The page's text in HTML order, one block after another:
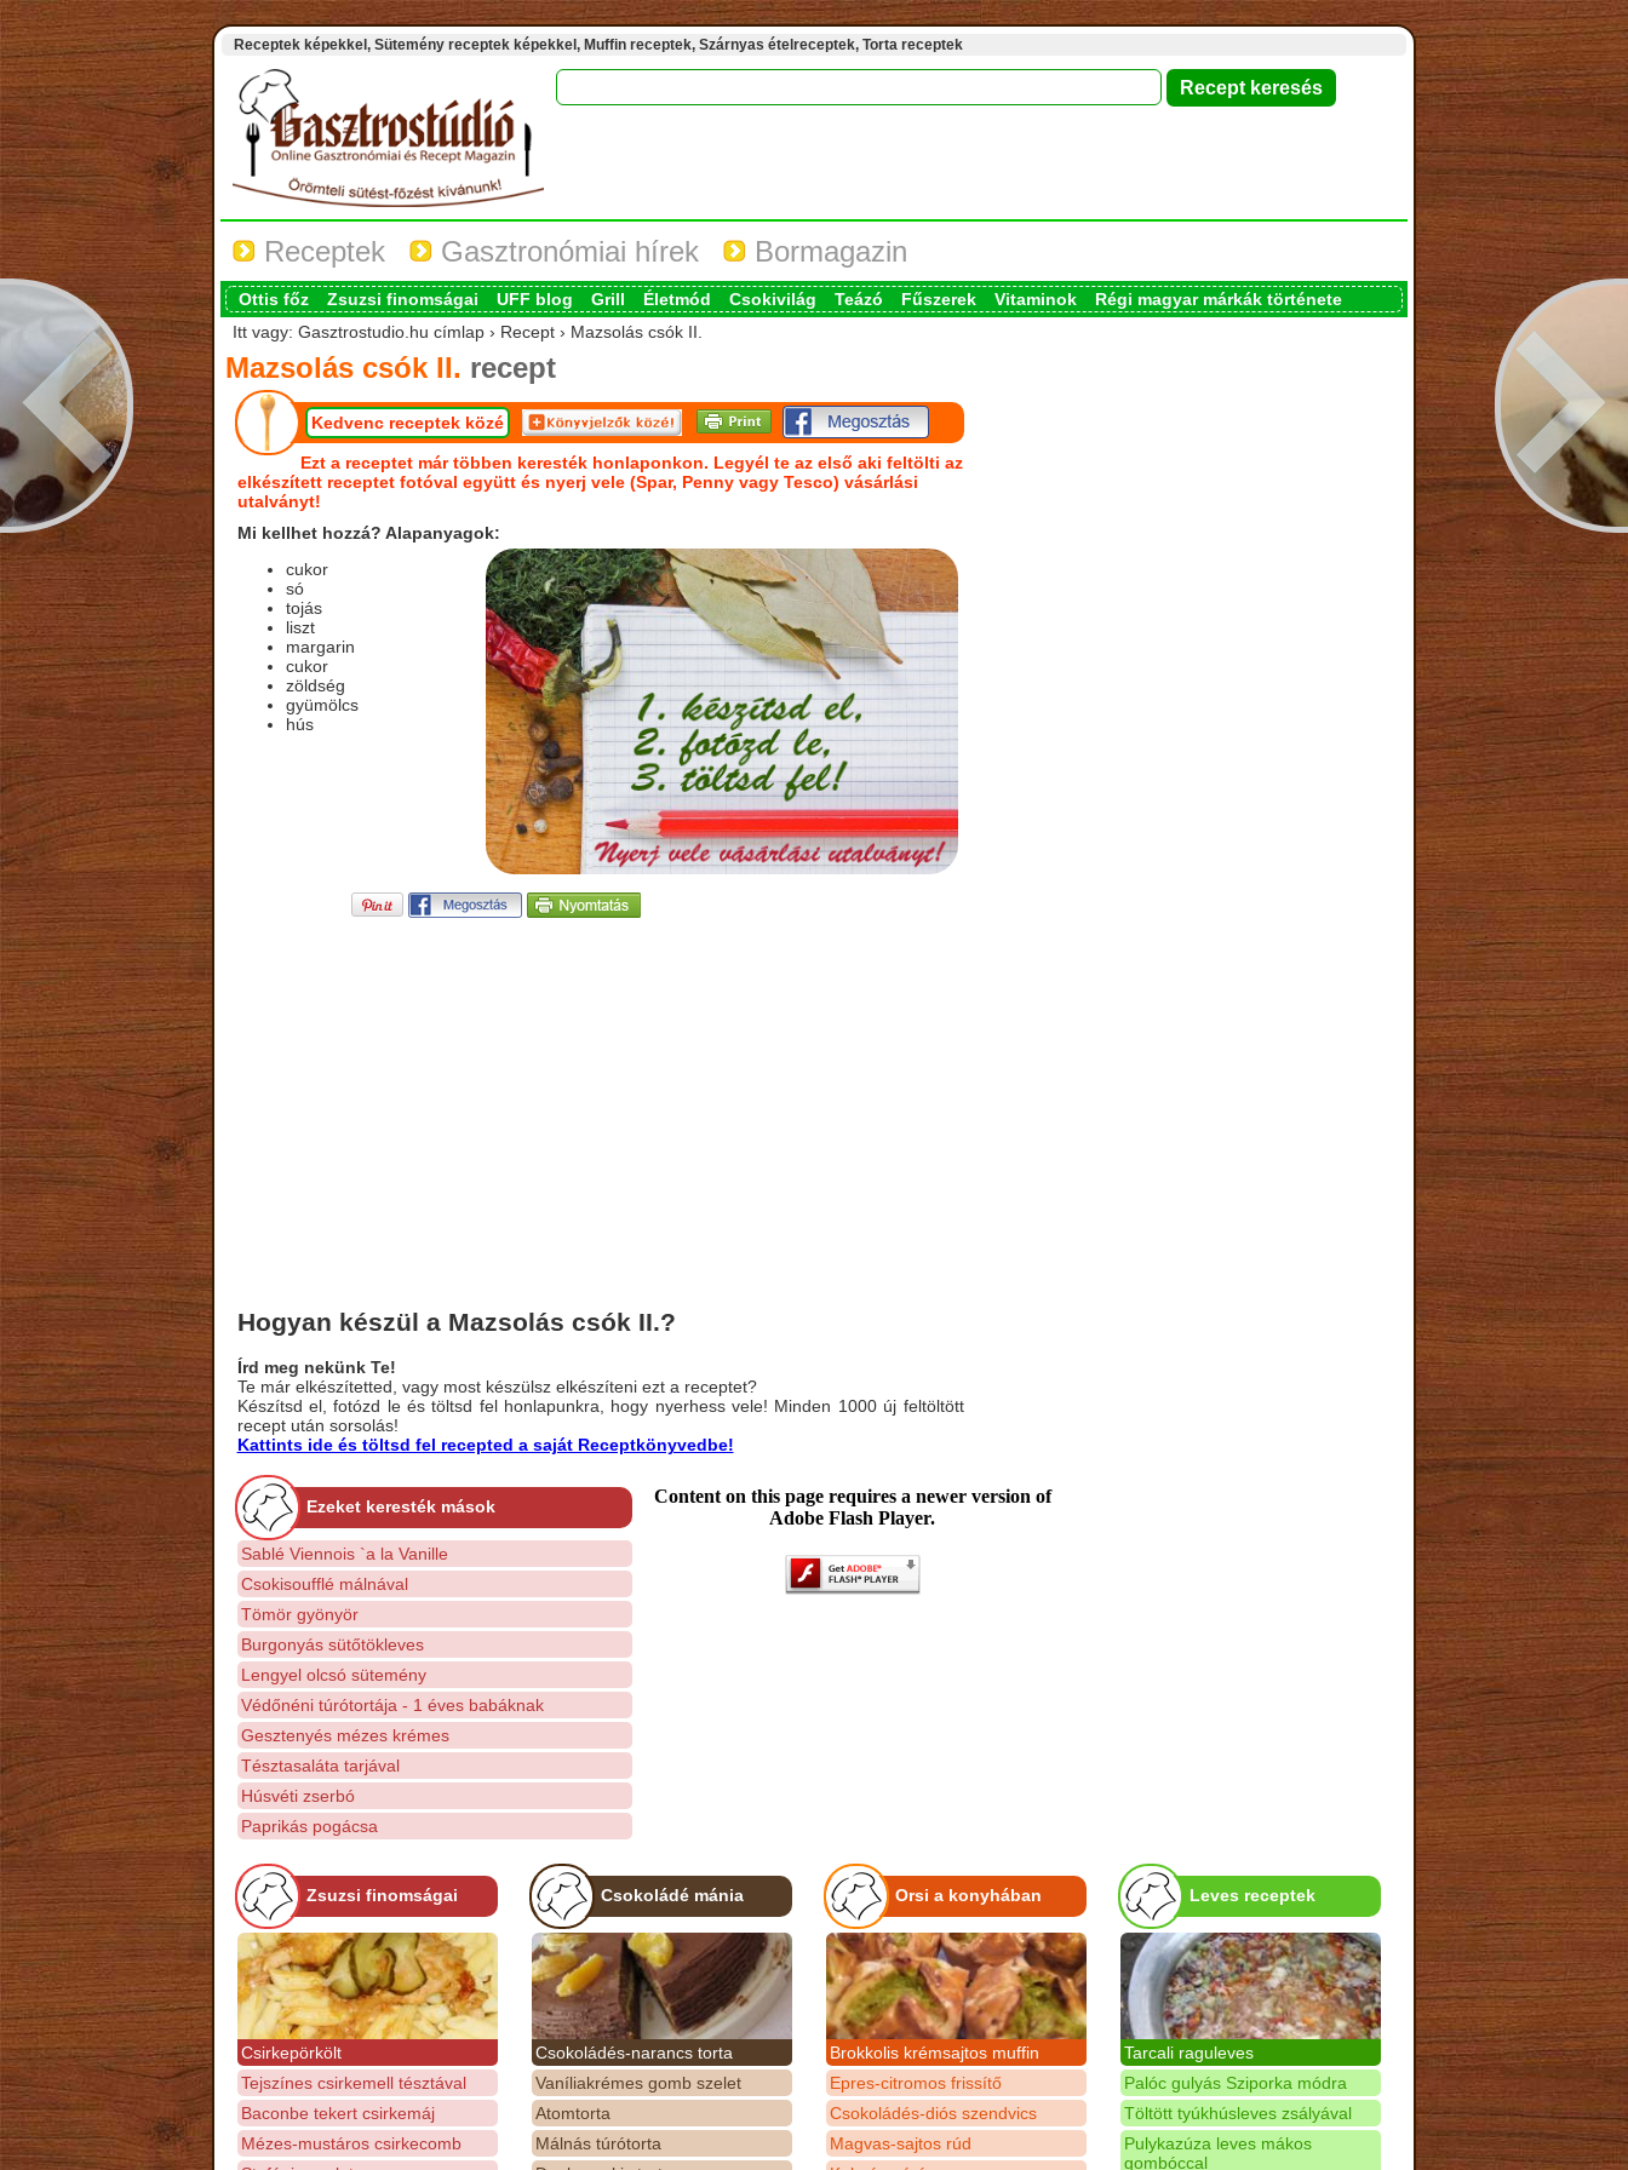
Receptek képekkel, Sütemény receptek képekkel, Muffin receptek, Szárnyas ételreceptek, Torta receptek
Receptek Gasztronómiai hírek Bormagazin
Ottis főz Zsuzsi finomságai UFF blog Grill Életmód Csokivilág Teázó Fűszerek Vitaminok
Régi magyar márkák története
Itt vagy: Gasztrostudio.hu címlap › Recept › Mazsolás csók II.
Mazsolás csók II. recept
Kedvenc receptek közé
Ezt a receptet már többen keresték honlaponkon. Legyél te az első aki feltölti az
elkészített receptet fotóval együtt és nyerj vele (Spar, Penny vagy Tesco) vásárlási
utalványt!
Mi kellhet hozzá? Alapanyagok:
cukor
só
tojás
liszt
margarin
cukor
zöldség
gyümölcs
hús
Hogyan készül a Mazsolás csók II.?
Írd meg nekünk Te!
Te már elkészítetted, vagy most készülsz elkészíteni ezt a receptet?
Készítsd el, fotózd le és töltsd fel honlapunkra, hogy nyerhess vele! Minden 1000 új feltöltött
recept után sorsolás!
Kattints ide és töltsd fel recepted a saját Receptkönyvedbe!
Ezeket keresték mások
Sablé Viennois `a la Vanille
Csokisoufflé málnával
Tömör gyönyör
Burgonyás sütőtökleves
Lengyel olcsó sütemény
Védőnéni túrótortája - 1 éves babáknak
Gesztenyés mézes krémes
Tésztasaláta tarjával
Húsvéti zserbó
Paprikás pogácsa
Content on this page requires a newer version of
Adobe Flash Player.
Zsuzsi finomságai
Csirkepörkölt
Tejszínes csirkemell tésztával
Baconbe tekert csirkemáj
Mézes-mustáros csirkecomb
Csokoládé mánia
Csokoládés-narancs torta
Vaníliakrémes gomb szelet
Atomtorta
Málnás túrótorta
Orsi a konyhában
Brokkolis krémsajtos muffin
Epres-citromos frissítő
Csokoládés-diós szendvics
Magvas-sajtos rúd
Leves receptek
Tarcali raguleves
Palóc gulyás Sziporka módra
Töltött tyúkhúsleves zsályával
Pulykazúza leves mákos
gombóccal